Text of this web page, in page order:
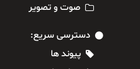
صوت و تصویر
دسترسی سریع:
پیوند ها